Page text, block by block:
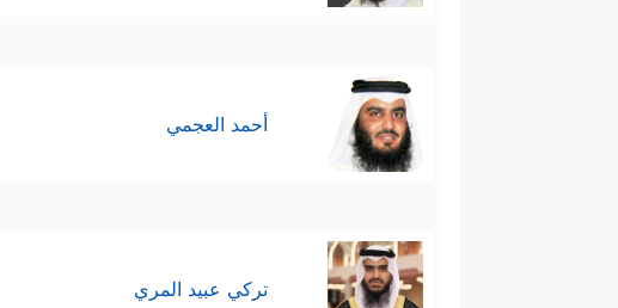
أحمد العجمي
تركي عبيد المري